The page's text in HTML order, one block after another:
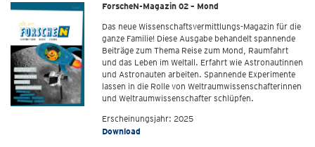
ForscheN-Magazin 02 – Mond
Das neue Wissenschaftsvermittlungs-Magazin für die
ganze Familie! Diese Ausgabe behandelt spannende
Beiträge zum Thema Reise zum Mond, Raumfahrt
und das Leben im Weltall. Erfahrt wie Astronautinnen
und Astronauten arbeiten. Spannende Experimente
lassen in die Rolle von Weltraumwissenschafterinnen
und Weltraumwissenschafter schlüpfen.
Erscheinungsjahr: 2025
Download